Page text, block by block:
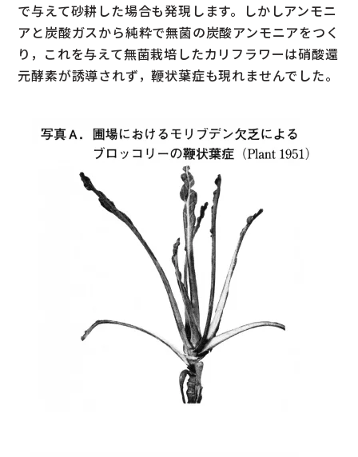
で与えて砂耕した場合も発現します。しかしアンモニ
アと炭酸ガスから純粋で無菌の炭酸アンモニアをつく
り，これを与えて無菌栽培したカリフラワーは硝酸還
元酵素が誘導されず，鞭状葉症も現れませんでした。